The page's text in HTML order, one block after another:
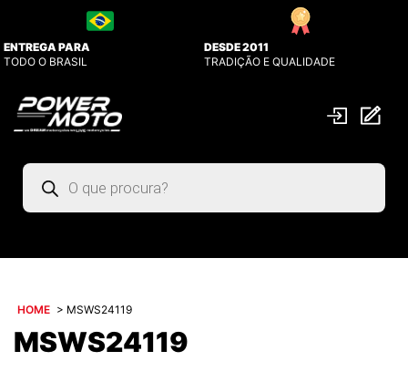
ENTREGA PARA
TODO O BRASIL
DESDE 2011
TRADIÇÃO E QUALIDADE
Pesquisar
produtos
HOME > MSWS24119
MSWS24119